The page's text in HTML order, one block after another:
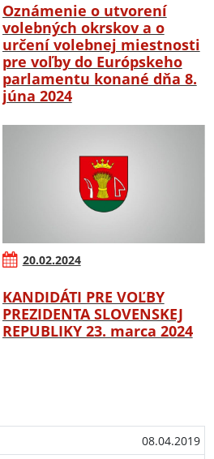
Oznámenie o utvorení
volebných okrskov a o
určení volebnej miestnosti
pre voľby do Európskeho
parlamentu konané dňa 8.
júna 2024
20.02.2024
KANDIDÁTI PRE VOĽBY
PREZIDENTA SLOVENSKEJ
REPUBLIKY 23. marca 2024
08.04.2019